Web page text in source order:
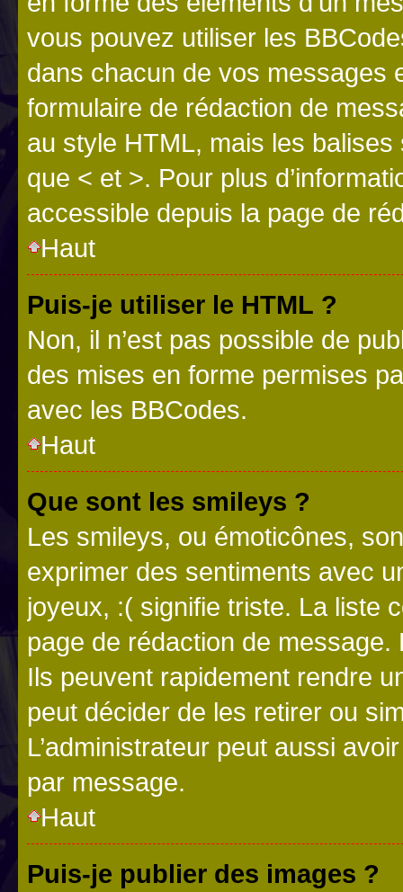
vous pouvez utiliser les
dans chacun de vos messages
formulaire de rédaction de
au style HTML, mais les
que < et >. Pour plus
accessible depuis la page de
Haut
Puis-je utiliser le HTML ?
Non, il n’est pas possible de
des mises en forme permises
avec les BBCodes.
Haut
Que sont les smileys ?
Les smileys, ou émoticônes,
exprimer des sentiments avec
joyeux, :( signifie triste. La liste
page de rédaction de
Ils peuvent rapidement rendre
peut décider de les retirer ou
L’administrateur peut aussi
par message.
Haut
Puis-je publier des images ?